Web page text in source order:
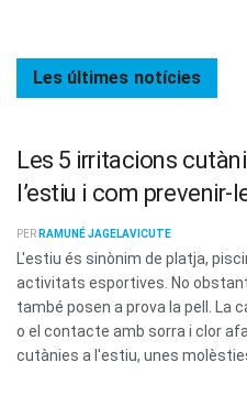
Les últimes notícies
Les 5 irritacions
l’estiu i com prevenir-
PER RAMUNÉ JAGELAVICUTE
L'estiu és sinònim de platja,
activitats esportives. No
també posen a prova la pell. La
o el contacte amb sorra i clor
cutànies a l'estiu, unes